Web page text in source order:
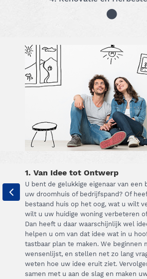
1. Van Idee tot Ontwerp
U bent de gelukkige eigenaar van een
uw droomhuis of bedrijfspand? Of
bestaand huis op het oog, wat u wilt
wilt u uw huidige woning verbeteren
Dan heeft u daar waarschijnlijk wel
helpen u om van dat idee wat in u
tastbaar plan te maken. We beginnen
wensenlijst, en stellen net zo lang
weten hoe uw idee eruit ziet.
samen met u aan de slag en maken